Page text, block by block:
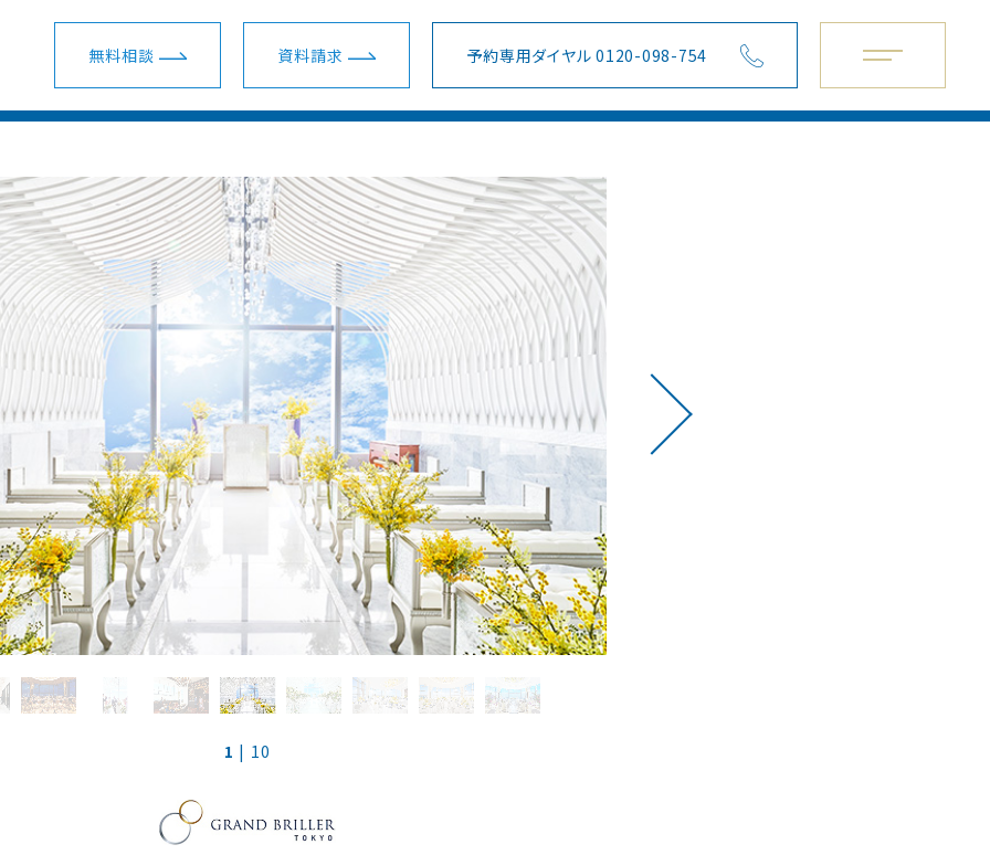
無料相談 資料請求 予約専用ダイヤル 0120-098-754
・サロン 会場を探す
装花・ドレス・料理
安さの秘密
結婚準備ガイド
予約専用ダイヤル 0120-098-754
ウェディングプラン一覧
スマ婚 挙式＋披露宴
スマ婚少人数挙式
スマ婚フォト＋挙式
スマ婚会費制パーティー
スマ婚二次会
ショールーム・サロン一覧
新宿ショールーム
名古屋ショールーム
梅田ショールーム
横浜サロン
大宮サロン
京都サロン
神戸サロン
会場一覧
関東
東海
関西
地方主要都市
コラボ式場
海外リゾート
1 | 10